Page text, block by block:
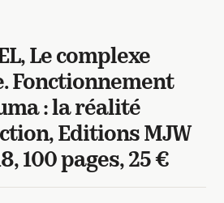
Le complexe
Fonctionnement
: la réalité
Editions MJW
100 pages, 25 €